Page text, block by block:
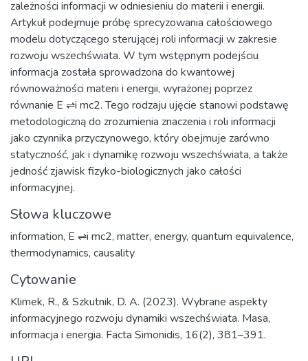
zależności informacji w odniesieniu do materii i energii.
Artykuł podejmuje próbę sprecyzowania całościowego
modelu dotyczącego sterującej roli informacji w zakresie
rozwoju wszechświata. W tym wstępnym podejściu
informacja została sprowadzona do kwantowej
równoważności materii i energii, wyrażonej poprzez
równanie E ⇌i mc2. Tego rodzaju ujęcie stanowi podstawę
metodologiczną do zrozumienia znaczenia i roli informacji
jako czynnika przyczynowego, który obejmuje zarówno
statyczność, jak i dynamikę rozwoju wszechświata, a także
jedność zjawisk fizyko-biologicznych jako całości
informacyjnej.
Słowa kluczowe
information, E ⇌i mc2, matter, energy, quantum equivalence,
thermodynamics, causality
Cytowanie
Klimek, R., & Szkutnik, D. A. (2023). Wybrane aspekty
informacyjnego rozwoju dynamiki wszechświata. Masa,
informacja i energia. Facta Simonidis, 16(2), 381–391.